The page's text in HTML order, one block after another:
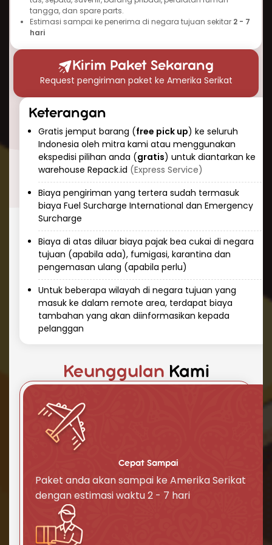
Indonesia
Tidak punya waktu untuk mengantarkan
barang? Repack.id menyediakan layanan
Indonesia. Layanan ini dirancang untuk
memberikan kenyamanan ekstra, terutama
atau barang yang berat dan berukuran besar.
3. Estimasi Waktu Pengiriman yang Cepat
Waktu pengiriman paket ke Amerika Serikat
(USA) melalui jalur udara hanya membutuhkan
waktu 4-9 hari saja. Waktu ini sudah termasuk
proses pengelolaan di pihak kami,
penjemputan, pengemasan ulang (jika
diperlukan), dan pengiriman hingga ke alamat
tujuan. Untuk layanan yang tidak terburu-buru,
pengiriman via laut juga dapat menjadi pilihan
yang lebih ekonomis, meskipun membutuhkan
waktu lebih lama sekitar 30-45 hari.
4. Cakupan Luas untuk Semua Jenis
Barang
dokumen, tetapi juga makanan kering,
kosmetik, cairan, elektronik, hingga barang
besar seperti peralatan rumah tangga dan
spare part kendaraan. Dengan pengalaman
menangani berbagai jenis barang, kami
menjamin setiap pengiriman ke Amerika
Serikat (USA) akan berjalan dengan lancar dan
aman.
Cara Kirim Paket Murah ke Amerika
Serikat (USA) dengan Repack.id
Berikut adalah langkah mudah untuk cara kirim
tangga, dan spare parts.
Estimasi sampai ke penerima di negara tujuan sekitar 2 - 7
hari
Kirim Paket Sekarang
Request pengiriman paket ke Amerika Serikat
Keterangan
Gratis jemput barang (free pick up) ke seluruh
Indonesia oleh mitra kami atau menggunakan
ekspedisi pilihan anda (gratis) untuk diantarkan ke
warehouse Repack.id (Express Service)
Biaya pengiriman yang tertera sudah termasuk
biaya Fuel Surcharge International dan Emergency
Surcharge
Biaya di atas diluar biaya pajak bea cukai di negara
tujuan (apabila ada), fumigasi, karantina dan
pengemasan ulang (apabila perlu)
Untuk beberapa wilayah di negara tujuan yang
masuk ke dalam remote area, terdapat biaya
tambahan yang akan diinformasikan kepada
pelanggan
Keunggulan Kami
Cepat Sampai
Paket anda akan sampai ke Amerika Serikat
dengan estimasi waktu 2 - 7 hari